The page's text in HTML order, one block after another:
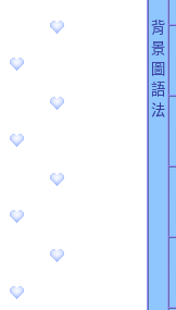
背
景
圖
語
法